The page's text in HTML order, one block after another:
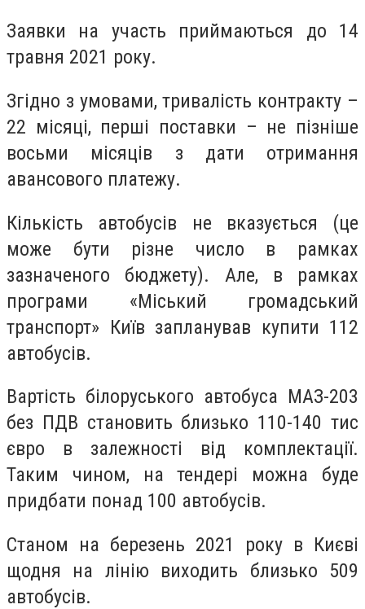
Заявки на участь приймаються до 14
травня 2021 року.
Згідно з умовами, тривалість контракту –
22 місяці, перші поставки – не пізніше
восьми місяців з дати отримання
авансового платежу.
Кількість автобусів не вказується (це
може бути різне число в рамках
зазначеного бюджету). Але, в рамках
програми «Міський громадський
транспорт» Київ запланував купити 112
автобусів.
Вартість білоруського автобуса МАЗ-203
без ПДВ становить близько 110-140 тис
євро в залежності від комплектації.
Таким чином, на тендері можна буде
придбати понад 100 автобусів.
Станом на березень 2021 року в Києві
щодня на лінію виходить близько 509
автобусів.